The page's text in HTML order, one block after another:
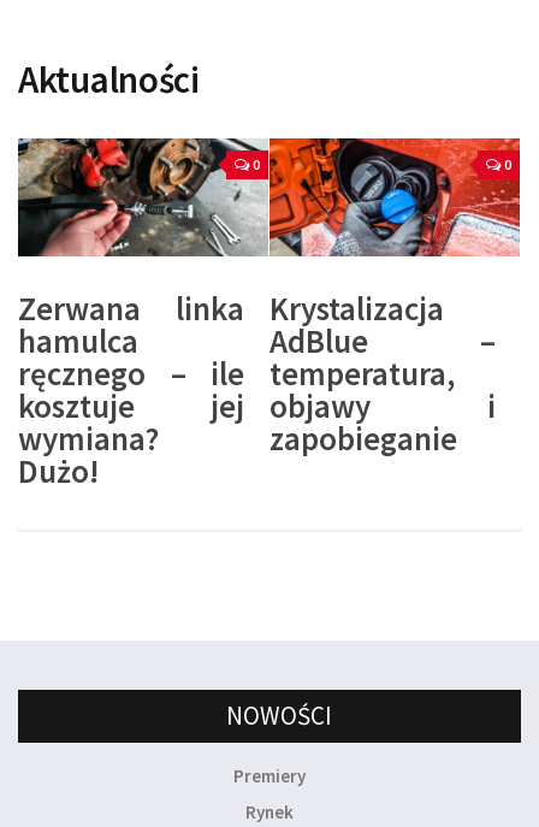
Aktualności
0
Zerwana linka
hamulca
ręcznego – ile
kosztuje jej
wymiana?
Dużo!
0
Krystalizacja
AdBlue –
temperatura,
objawy i
zapobieganie
NOWOŚCI
Premiery
Rynek